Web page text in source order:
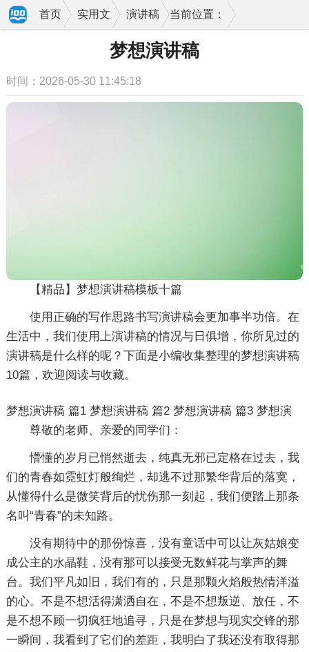
当前位置：
首页 实用文 演讲稿
梦想演讲稿
时间：2026-05-30 11:45:18
【精品】梦想演讲稿模板十篇
使用正确的写作思路书写演讲稿会更加事半功倍。在
生活中，我们使用上演讲稿的情况与日俱增，你所见过的
演讲稿是什么样的呢？下面是小编收集整理的梦想演讲稿
10篇，欢迎阅读与收藏。
梦想演讲稿 篇1
尊敬的老师、亲爱的同学们：
懵懂的岁月已悄然逝去，纯真无邪已定格在过去，我
们的青春如霓虹灯般绚烂，却逃不过那繁华背后的落寞，
从懂得什么是微笑背后的忧伤那一刻起，我们便踏上那条
名叫“青春”的未知路。
没有期待中的那份惊喜，没有童话中可以让灰姑娘变
成公主的水晶鞋，没有那可以接受无数鲜花与掌声的舞
台。我们平凡如旧，我们有的，只是那颗火焰般热情洋溢
的心。不是不想活得潇洒自在，不是不想叛逆、放任，不
是不想不顾一切疯狂地追寻，只是在梦想与现实交锋的那
一瞬间，我看到了它们的差距，我明白了我还没有取得那
梦想演讲稿 篇2 梦想演讲稿 篇3 梦想演